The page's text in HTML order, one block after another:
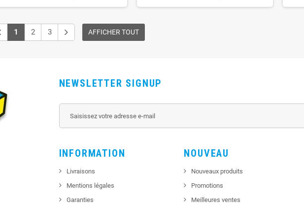
1 2 3 AFFICHER TOUT
NEWSLETTER SIGNUP
INFORMATION
Livraisons
Mentions légales
Garanties
NOUVEAU
Nouveaux produits
Promotions
Meilleures ventes